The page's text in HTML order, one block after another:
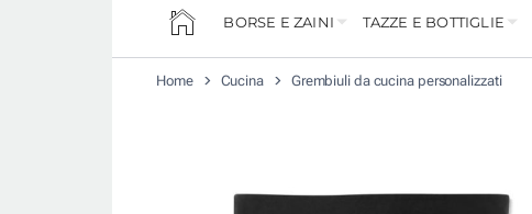
BORSE E ZAINI TAZZE E BOTTIGLIE
Home Cucina Grembiuli da cucina personalizzati